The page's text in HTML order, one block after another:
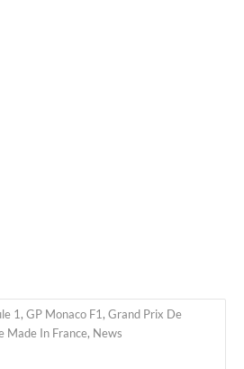
1, GP Monaco F1, Grand Prix De
Made In France, News